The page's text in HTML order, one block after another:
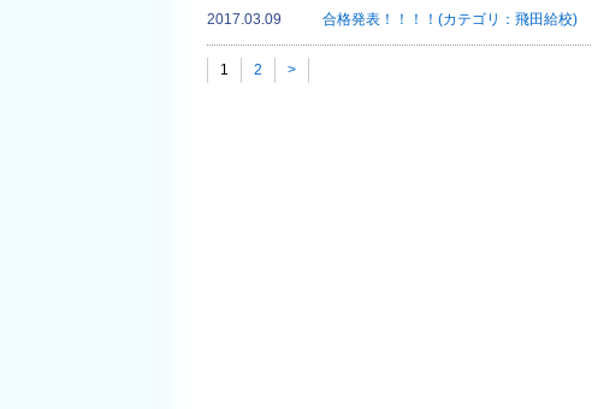
2017.03.09 合格発表！！！！(カテゴリ：飛田給校)
1 2 >